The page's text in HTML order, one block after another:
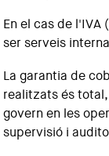
En el cas de l'IVA
ser serveis
La garantia de
realitzats és
govern en les
supervisió i